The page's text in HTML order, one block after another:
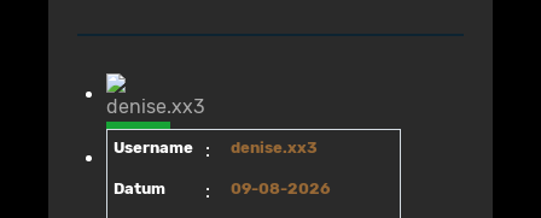
Username : denise.xx3
Datum : 09-08-2026